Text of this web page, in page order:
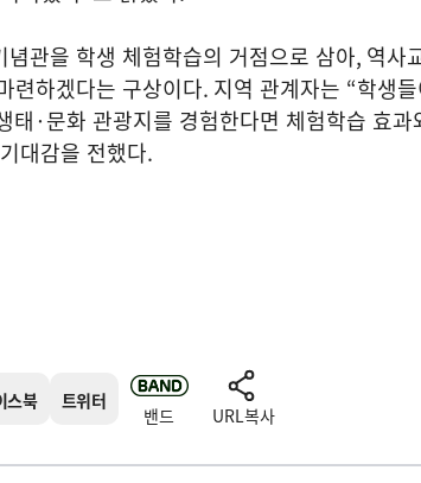
관을 학생 체험학습의 거점으로 삼아, 역사
련하겠다는 구상이다. 지역 관계자는 “학생
태·문화 관광지를 경험한다면 체험학습 효과
대감을 전했다.
스북 트위터
밴드 URL복사